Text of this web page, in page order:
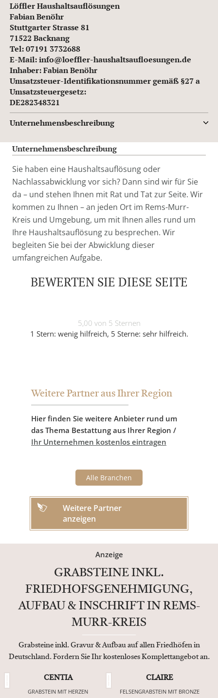
Löffler Haushaltsauflösungen
Fabian Benöhr
Stuttgarter Strasse 81
71522 Backnang
Tel: 07191 3732688
E-Mail: info@loeffler-haushaltsaufloesungen.de
Inhaber: Fabian Benöhr
Umsatzsteuer-Identifikationsnummer gemäß §27 a
Umsatzsteuergesetz:
DE282348321
Unternehmensbeschreibung
Unternehmensbeschreibung
Sie haben eine Haushaltsauflösung oder
Nachlassabwicklung vor sich? Dann sind wir für Sie
da – und stehen Ihnen mit Rat und Tat zur Seite. Wir
kommen zu Ihnen – an jeden Ort im Rems-Murr-
Kreis und Umgebung, um mit Ihnen alles rund um
Ihre Haushaltsauflösung zu besprechen. Wir
begleiten Sie bei der Abwicklung dieser
umfangreichen Aufgabe.
BEWERTEN SIE DIESE SEITE
5,00 von 5 Sternen
1 Stern: wenig hilfreich, 5 Sterne: sehr hilfreich.
Weitere Partner aus Ihrer Region
Hier finden Sie weitere Anbieter rund um
das Thema Bestattung aus Ihrer Region /
Ihr Unternehmen kostenlos eintragen
Alle Branchen
Weitere Partner
anzeigen
Anzeige
GRABSTEINE INKL.
FRIEDHOFSGENEHMIGUNG,
AUFBAU & INSCHRIFT IN REMS-
MURR-KREIS
Grabsteine inkl. Gravur & Aufbau auf allen Friedhöfen in
Deutschland. Fordern Sie Ihr kostenloses Komplettangebot an.
CENTIA
GRABSTEIN MIT HERZEN
CLAIRE
FELSENGRABSTEIN MIT BRONZE